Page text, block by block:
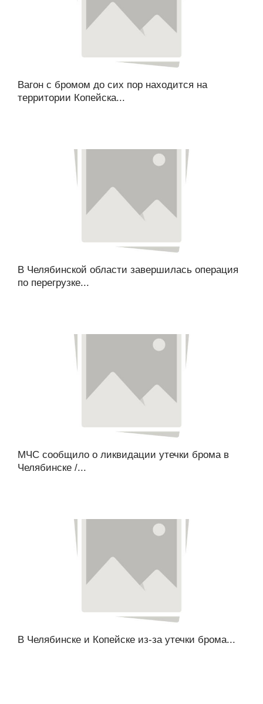
Вагон с бромом до сих пор находится на
территории Копейска...
В Челябинской области завершилась операция
по перегрузке...
МЧС сообщило о ликвидации утечки брома в
Челябинске /...
В Челябинске и Копейске из-за утечки брома...